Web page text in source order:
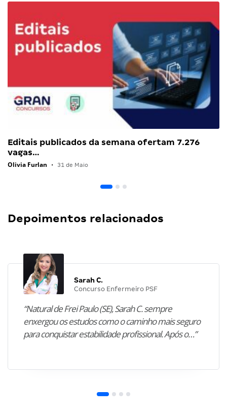
Editais publicados da semana ofertam 7.276
vagas…
Olivia Furlan • 31 de Maio
Depoimentos relacionados
Sarah C.
Concurso Enfermeiro PSF
“Natural de Frei Paulo (SE), Sarah C. sempre
enxergou os estudos como o caminho mais seguro
para conquistar estabilidade profissional. Após o…”